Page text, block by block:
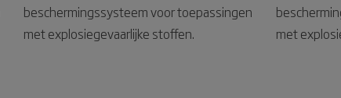
beschermingssysteem voor toepassingen
met explosiegevaarlijke stoffen.
met